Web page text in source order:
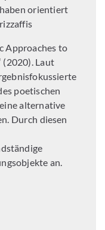
orientiert
Approaches to
(2020). Laut
poetischen
alternative
Durch diesen
an.